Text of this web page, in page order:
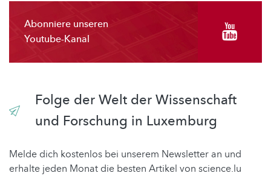
Abonniere unseren
Youtube-Kanal
Folge der Welt der Wissenschaft
und Forschung in Luxemburg
Melde dich kostenlos bei unserem Newsletter an und
erhalte jeden Monat die besten Artikel von science.lu